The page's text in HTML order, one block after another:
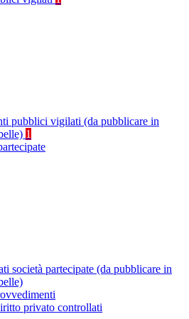
pubblici vigilati (da pubblicare in
1
società partecipate (da pubblicare in
privato controllati